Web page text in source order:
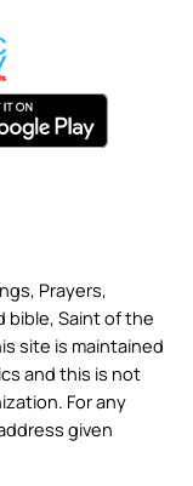
Prayers,
bible, Saint of the
site is maintained
and this is not
For any
given